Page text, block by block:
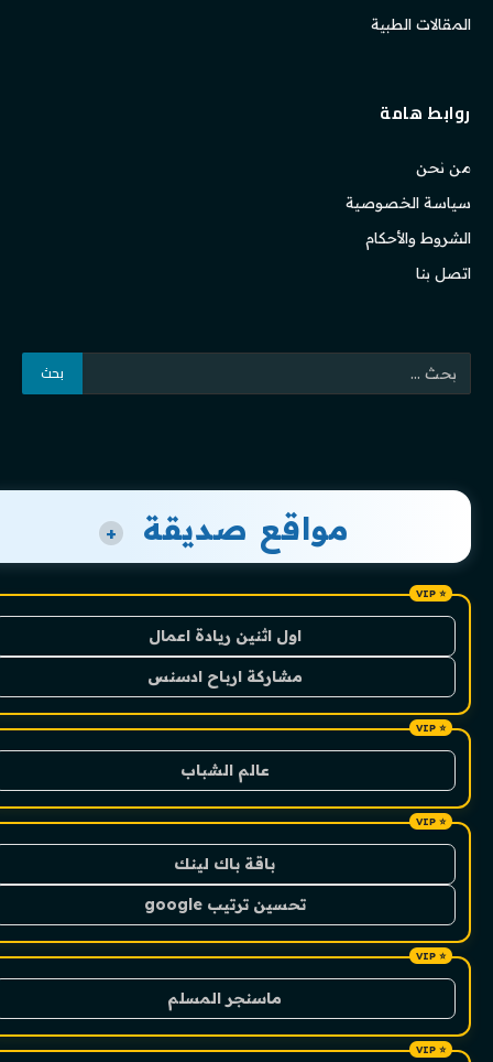
المقالات الطبية
روابط هامة
من نحن
سياسة الخصوصية
الشروط والأحكام
اتصل بنا
مواقع صديقة +
اول اثنين ريادة اعمال
مشاركة ارباح ادسنس
عالم الشباب
باقة باك لينك
تحسين ترتيب google
ماسنجر المسلم